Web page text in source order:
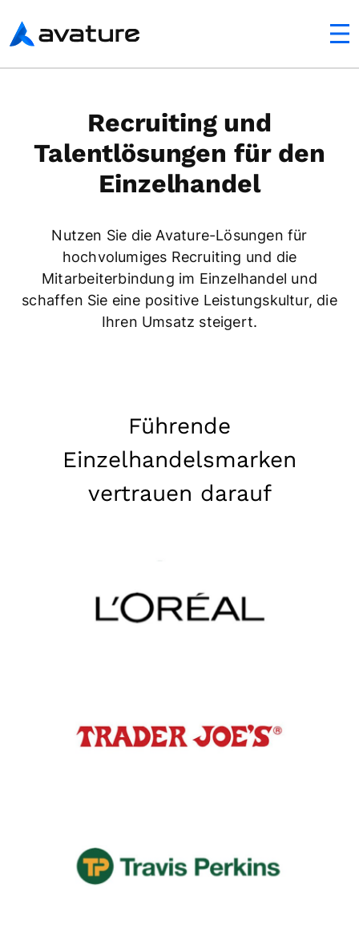
Avature
Recruiting und
Talentlösungen für den
Einzelhandel
Nutzen Sie die Avature-Lösungen für
hochvolumiges Recruiting und die
Mitarbeiterbindung im Einzelhandel und
schaffen Sie eine positive Leistungskultur, die
Ihren Umsatz steigert.
Führende
Einzelhandelsmarken
vertrauen darauf